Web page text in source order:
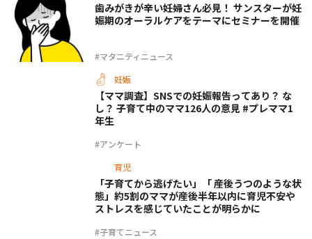
#マタニティニュース
歯みがきが辛い妊婦さん必見！ サンスターが妊
娠期のオーラルケアをテーマにセミナーを開催
妊娠
#アンケート
【ママ調査】SNSでの妊娠報告ってあり？ な
し？ 子育て中のママ126人の意見 #プレママ1
年生
育児
#子育てニュース
「子育てから逃げたい」「 産後うつのような状
態」約5割のママが産後半年以内に育児不安や
ストレスを感じていたことが明らかに